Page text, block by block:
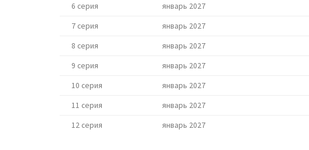
6 серия
январь 2027
7 серия
январь 2027
8 серия
январь 2027
9 серия
январь 2027
10 серия
январь 2027
11 серия
январь 2027
12 серия
январь 2027